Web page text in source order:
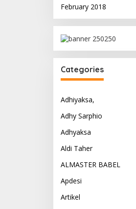
February 2018
Categories
Adhiyaksa,
Adhy Sarphio
Adhyaksa
Aldi Taher
ALMASTER BABEL
Apdesi
Artikel